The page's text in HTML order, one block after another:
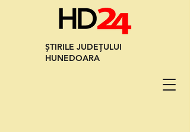
ȘTIRILE JUDEȚULUI
HUNEDOARA